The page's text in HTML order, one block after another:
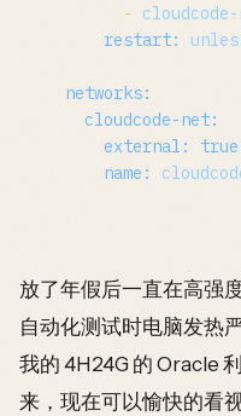
-
restart:
networks:
cloudcode-net:
external:
true
name:
放了年假后一直在高强
自动化测试时电脑发热
我的 4H24G 的 Oracle
来，现在可以愉快的看视